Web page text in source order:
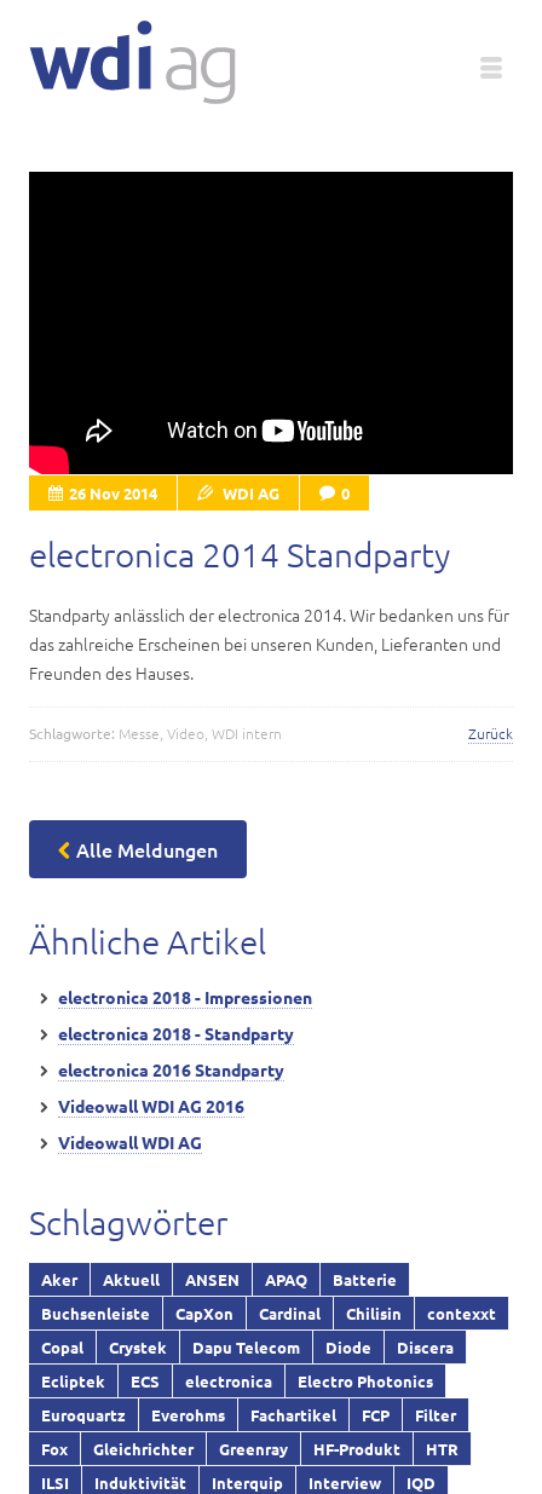
Medien
Karriere
26 Nov 2014 WDI AG 0
electronica 2014 Standparty
Standparty anlässlich der electronica 2014. Wir bedanken uns für
das zahlreiche Erscheinen bei unseren Kunden, Lieferanten und
Freunden des Hauses.
Schlagworte: Messe Video WDI intern Zurück
Alle Meldungen
Ähnliche Artikel
electronica 2018 - Impressionen
electronica 2018 - Standparty
electronica 2016 Standparty
Videowall WDI AG 2016
Videowall WDI AG
Schlagwörter
Aker Aktuell ANSEN APAQ
Batterie
Buchsenleiste
CapXon Cardinal Chilisin
contexxt
Copal
Crystek Dapu Telecom Diode
Discera
Ecliptek
ECS electronica
Electro Photonics
Euroquartz
Everohms Fachartikel FCP
Filter
Fox
Gleichrichter Greenray HF-Produkt
HTR
ILSI
Induktivität Interquip Interview
IQD